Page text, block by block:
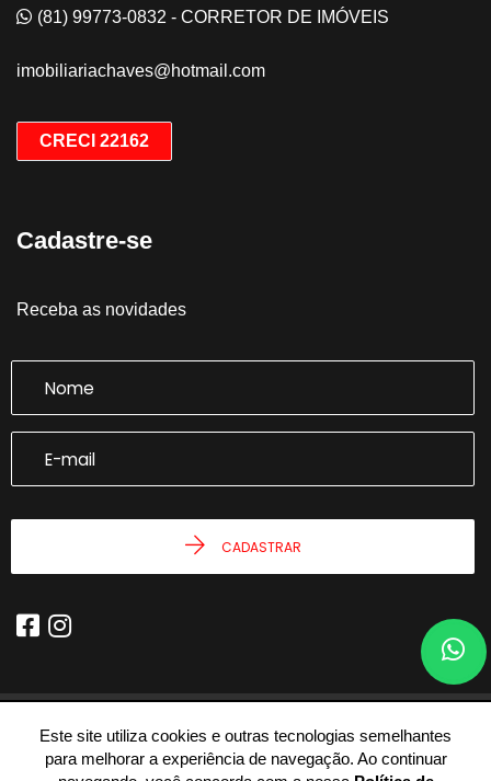
(81) 99773-0832 - CORRETOR DE IMÓVEIS
imobiliariachaves@hotmail.com
CRECI 22162
Cadastre-se
Receba as novidades
CADASTRAR
© 2026 - Joseph Castro Imóveis -59.946.943/0001-54 -Todos os
Direitos Reservados.
Este site utiliza cookies e outras tecnologias semelhantes
para melhorar a experiência de navegação. Ao continuar